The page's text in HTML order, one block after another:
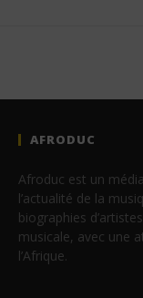
AFRODUC
Afroduc est un
l’actualité de la
biographies
musicale, avec une
l’Afrique.